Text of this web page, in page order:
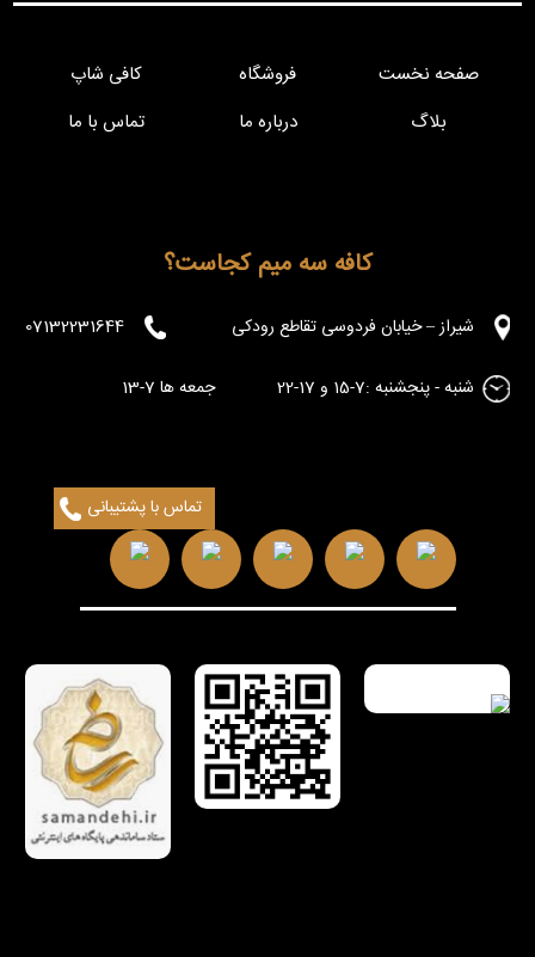
تماس با پشتیبانی
صفحه نخست فروشگاه
کافی شاپ
بلاگ
درباره ما تماس با ما
کافه سه میم کجاست؟
شیراز – خیابان فردوسی تقاطع رودکی 07132231644
شنبه - پنجشنبه :7-15 و 17-22 جمعه ها 7-13